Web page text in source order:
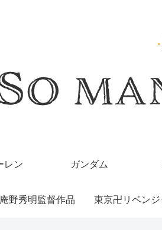
レン ガンダム
庵野秀明監督作品 東京卍リベン